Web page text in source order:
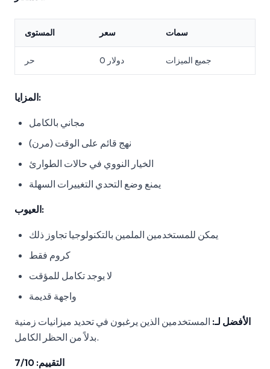
المستوى سعر سمات
حر 0 دولار جميع الميزات
المزايا:
مجاني بالكامل
نهج قائم على الوقت (مرن)
الخيار النووي في حالات الطوارئ
يمنع وضع التحدي التغييرات السهلة
العيوب:
يمكن للمستخدمين الملمين بالتكنولوجيا تجاوز ذلك
كروم فقط
لا يوجد تكامل للمؤقت
واجهة قديمة
الأفضل لـ: المستخدمين الذين يرغبون في تحديد ميزانيات زمنية
بدلاً من الحظر الكامل.
التقييم: 7/10